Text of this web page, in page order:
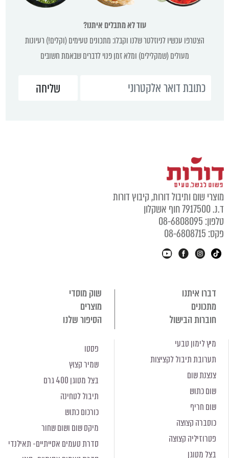
עוד לא מתבלים איתנו?
הצטרפו עכשיו לניוזלטר שלנו וקבלו: מתכונים טעימים (וקלים!) רעיונות
מעולים (שמקלילים) ומלא זמן פנוי לדברים שבאמת חשובים
שום ותיבול דורות, קיבוץ דורות
חוף אשקלון
08-6808095
08-6808715
דברו איתנו
שוק מוסדי
מתכונים
מוצרים
חוברות הבישול
הסיפור שלנו
מיץ לימון טבעי
תערובת תיבול לקציצות
צנצנת שום
שום כתוש
שום חריף
כוסברה קצוצה
פטרוזיליה קצוצה
בצל מטוגן
פסטו
שמיר קצוץ
בצל מטוגן 400 גרם
תיבול לטחינה
כורכום כתוש
מיקס שום ושום שחור
סדרת טעמים אסייתיים- תאילנדי